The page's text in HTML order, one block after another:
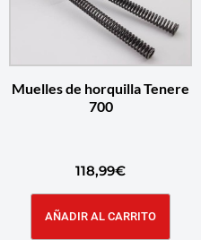
Muelles de horquilla Tenere
700
118,99€
AÑADIR AL CARRITO